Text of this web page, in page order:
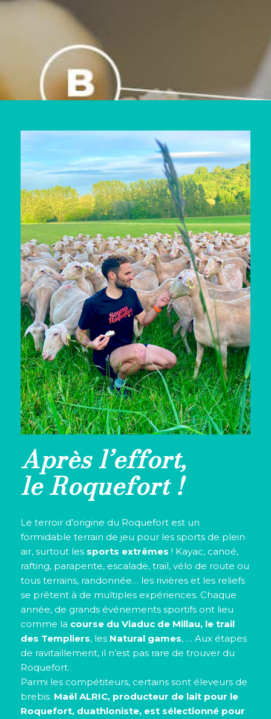
Après l’effort,
le Roquefort !
Le terroir d’origine du Roquefort est un
formidable terrain de jeu pour les sports de plein
air, surtout les sports extrêmes ! Kayac, canoé,
rafting, parapente, escalade, trail, vélo de route ou
tous terrains, randonnée… les rivières et les reliefs
se prêtent à de multiples expériences. Chaque
année, de grands événements sportifs ont lieu
comme la course du Viaduc de Millau, le trail
des Templiers, les Natural games, … Aux étapes
de ravitaillement, il n’est pas rare de trouver du
Roquefort.
Parmi les compétiteurs, certains sont éleveurs de
brebis. Maël ALRIC, producteur de lait pour le
Roquefort, duathloniste, est sélectionné pour